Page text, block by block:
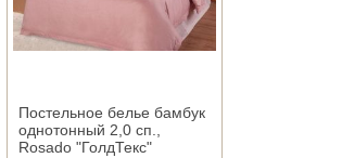
Постельное белье бамбук
однотонный 2,0 сп.,
Rosado "ГолдТекс"